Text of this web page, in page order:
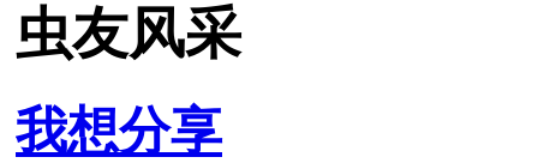
虫友风采
我想分享